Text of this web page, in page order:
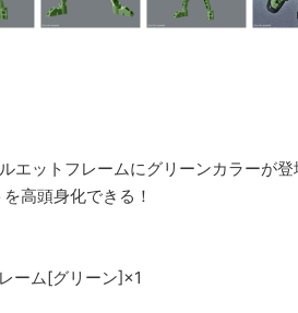
エットフレームにグリーンカラーが登
高頭身化できる！
ーム[グリーン]×1